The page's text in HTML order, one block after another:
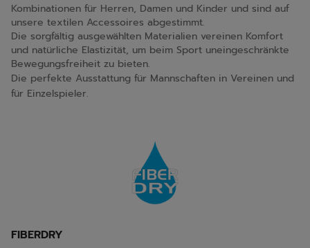
Kombinationen für Herren, Damen und Kinder und sind auf
unsere textilen Accessoires abgestimmt.
Die sorgfältig ausgewählten Materialien vereinen Komfort
und natürliche Elastizität, um beim Sport uneingeschränkte
Bewegungsfreiheit zu bieten.
Die perfekte Ausstattung für Mannschaften in Vereinen und
für Einzelspieler.
FIBERDRY